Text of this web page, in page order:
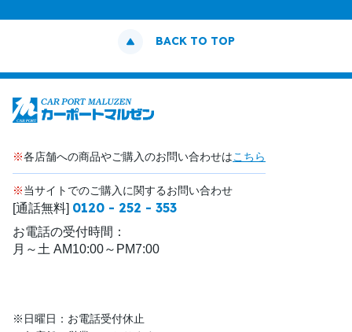
BACK TO TOP
※各店舗への商品やご購入のお問い合わせはこちら
※当サイトでのご購入に関するお問い合わせ
[通話無料] 0120 - 252 - 353
お電話の受付時間：
月～土 AM10:00～PM7:00
※日曜日：お電話受付休止